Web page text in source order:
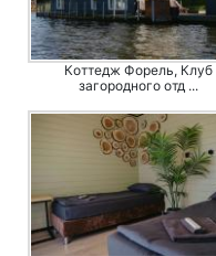
Коттедж Форель, Клуб
загородного отд ...